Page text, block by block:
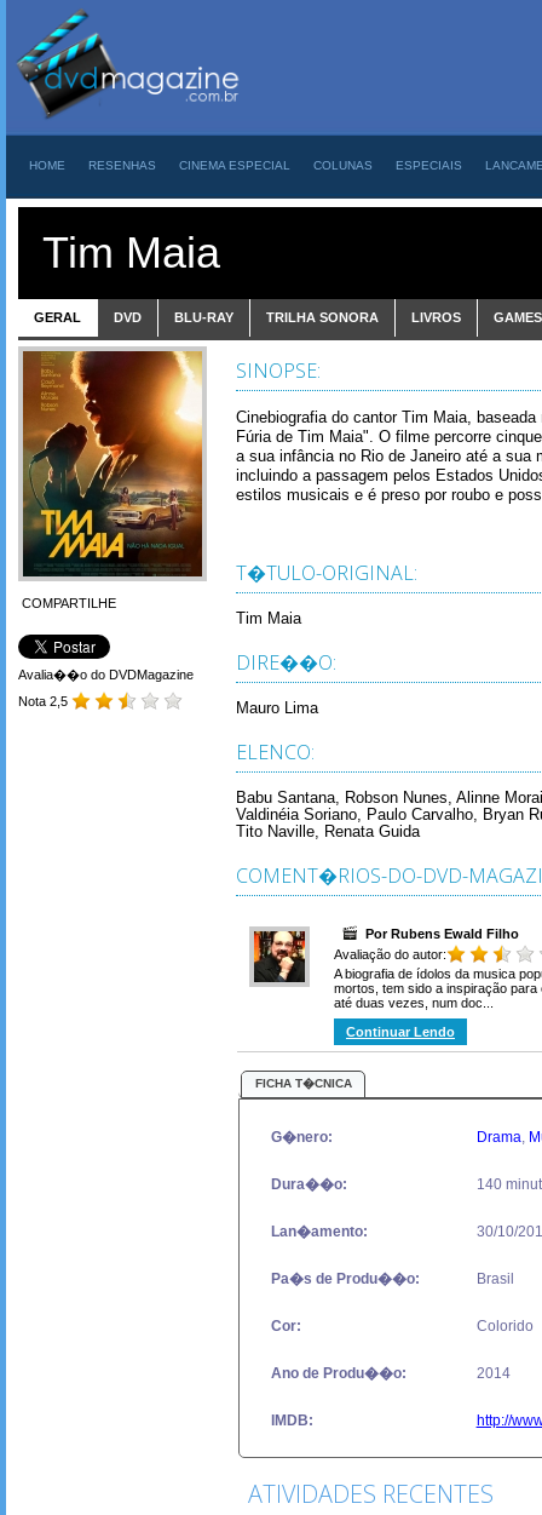
HOME RESENHAS CINEMA ESPECIAL COLUNAS ESPECIAIS
Tim Maia
GERAL DVD BLU-RAY TRILHA SONORA LIVROS GAMES
COMPARTILHE
Avalia��o do DVDMagazine
Nota 2,5
SINOPSE:
Cinebiografia do cantor Tim Maia,
Fúria de Tim Maia". O filme percorre
a sua infância no Rio de Janeiro até a sua
incluindo a passagem pelos Estados
estilos musicais e é preso por roubo e
T�TULO-ORIGINAL:
Tim Maia
DIRE��O:
Mauro Lima
ELENCO:
Babu Santana, Robson Nunes, Alinne
Valdinéia Soriano, Paulo Carvalho, Bryan
Tito Naville, Renata Guida
COMENT�RIOS-DO-DVD-
Por Rubens Ewald Filho
Avaliação do autor:
A biografia de ídolos da musica
mortos, tem sido a inspiração
até duas vezes, num doc...
Continuar Lendo
FICHA T�CNICA
G�nero: Drama,
Dura��o: 140
Lan�amento: 30/10/
Pa�s de Produ��o: Brasil
Cor: Colorido
Ano de Produ��o: 2014
IMDB: http://
ATIVIDADES RECENTES